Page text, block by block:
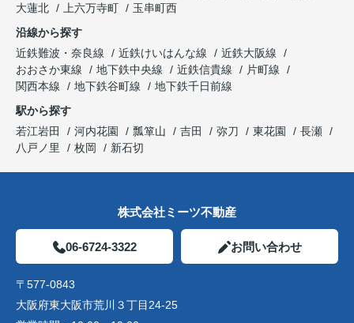
大蓮北
上六万寺町
玉串町西
沿線から探す
近鉄難波・奈良線
近鉄けいはんな線
近鉄大阪線
おおさか東線
地下鉄中央線 近鉄信貴線
片町線
関西本線
地下鉄谷町線
地下鉄千日前線
駅から探す
若江岩田
河内花園 瓢箪山 吉田 弥刀 東花園
長瀬
八戸ノ里
枚岡 新石切
株式会社ミーツ不動産
06-6724-3322 お問い合わせ
〒577-0843
大阪府東大阪市荒川３丁目24-25